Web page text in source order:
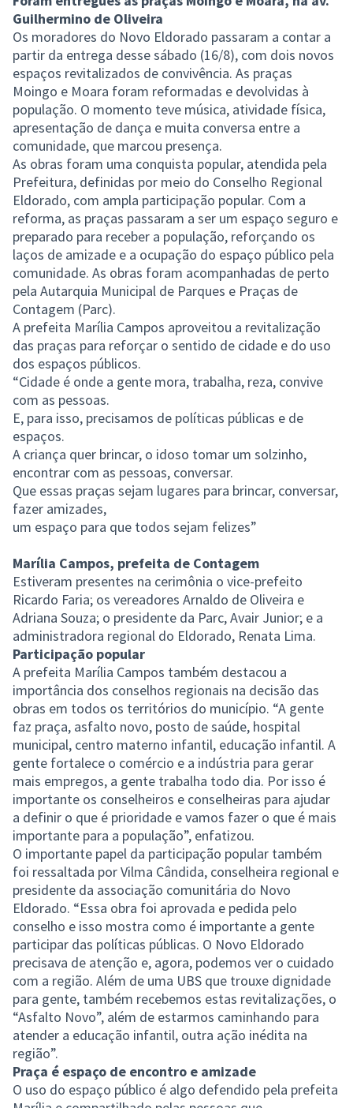
Guilhermino de Oliveira
Os moradores do Novo Eldorado passaram a contar a
partir da entrega desse sábado (16/8), com dois novos
espaços revitalizados de convivência. As praças
Moingo e Moara foram reformadas e devolvidas à
população. O momento teve música, atividade física,
apresentação de dança e muita conversa entre a
comunidade, que marcou presença.
As obras foram uma conquista popular, atendida pela
Prefeitura, definidas por meio do Conselho Regional
Eldorado, com ampla participação popular. Com a
reforma, as praças passaram a ser um espaço seguro e
preparado para receber a população, reforçando os
laços de amizade e a ocupação do espaço público pela
comunidade. As obras foram acompanhadas de perto
pela Autarquia Municipal de Parques e Praças de
Contagem (Parc).
A prefeita Marília Campos aproveitou a revitalização
das praças para reforçar o sentido de cidade e do uso
dos espaços públicos.
“Cidade é onde a gente mora, trabalha, reza, convive
com as pessoas.
E, para isso, precisamos de políticas públicas e de
espaços.
A criança quer brincar, o idoso tomar um solzinho,
encontrar com as pessoas, conversar.
Que essas praças sejam lugares para brincar, conversar,
fazer amizades,
um espaço para que todos sejam felizes”
Marília Campos, prefeita de Contagem
Estiveram presentes na cerimônia o vice-prefeito
Ricardo Faria; os vereadores Arnaldo de Oliveira e
Adriana Souza; o presidente da Parc, Avair Junior; e a
administradora regional do Eldorado, Renata Lima.
Participação popular
A prefeita Marília Campos também destacou a
importância dos conselhos regionais na decisão das
obras em todos os territórios do município. “A gente
faz praça, asfalto novo, posto de saúde, hospital
municipal, centro materno infantil, educação infantil. A
gente fortalece o comércio e a indústria para gerar
mais empregos, a gente trabalha todo dia. Por isso é
importante os conselheiros e conselheiras para ajudar
a definir o que é prioridade e vamos fazer o que é mais
importante para a população”, enfatizou.
O importante papel da participação popular também
foi ressaltada por Vilma Cândida, conselheira regional e
presidente da associação comunitária do Novo
Eldorado. “Essa obra foi aprovada e pedida pelo
conselho e isso mostra como é importante a gente
participar das políticas públicas. O Novo Eldorado
precisava de atenção e, agora, podemos ver o cuidado
com a região. Além de uma UBS que trouxe dignidade
para gente, também recebemos estas revitalizações, o
“Asfalto Novo”, além de estarmos caminhando para
atender a educação infantil, outra ação inédita na
região”.
Praça é espaço de encontro e amizade
O uso do espaço público é algo defendido pela prefeita